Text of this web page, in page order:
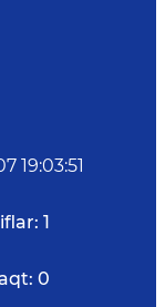
19:03:51
1
0